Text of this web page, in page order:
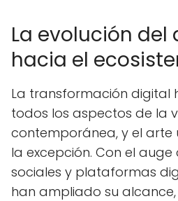
La evolución del
hacia el
La transformación digital
todos los aspectos de la
contemporánea, y el arte
la excepción. Con el auge
sociales y plataformas
han ampliado su